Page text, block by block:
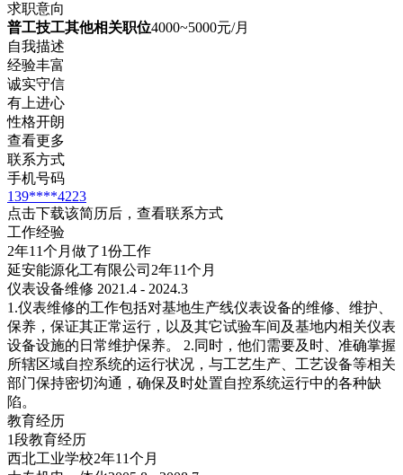
求职意向
普工技工其他相关职位4000~5000元/月
自我描述
经验丰富
诚实守信
有上进心
性格开朗
查看更多
联系方式
手机号码
139****4223
点击下载该简历后，查看联系方式
工作经验
2年11个月做了1份工作
延安能源化工有限公司 2年11个月
仪表设备维修 2021.4 - 2024.3
1.仪表维修的工作包括对基地生产线仪表设备的维修、维护、
保养，保证其正常运行，以及其它试验车间及基地内相关仪表
设备设施的日常维护保养。 2.同时，他们需要及时、准确掌握
所辖区域自控系统的运行状况，与工艺生产、工艺设备等相关
部门保持密切沟通，确保及时处置自控系统运行中的各种缺
陷。
教育经历
1段教育经历
西北工业学校2年11个月